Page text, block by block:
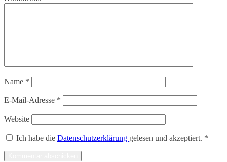
Name *
E-Mail-Adresse *
Website
Ich habe die Datenschutzerklärung gelesen und akzeptiert. *